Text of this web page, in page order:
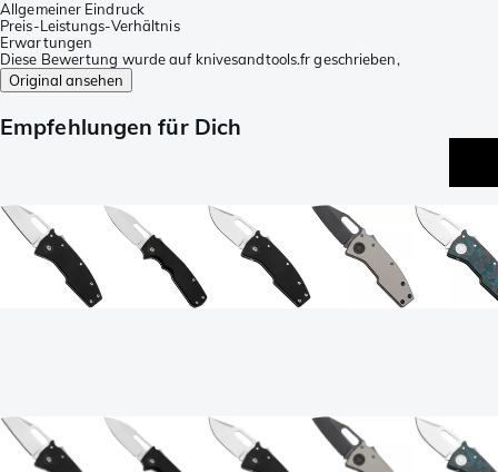
Allgemeiner Eindruck
Preis-Leistungs-Verhältnis
Erwartungen
Diese Bewertung wurde auf knivesandtools.fr geschrieben,
Original ansehen
Empfehlungen für Dich